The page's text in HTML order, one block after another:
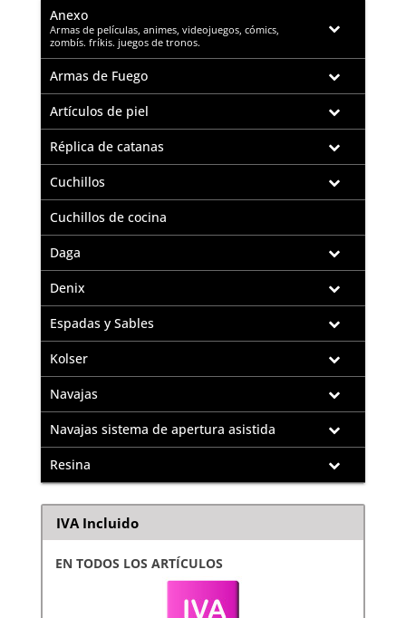
Anexo
–
Armas de películas, animes, videojuegos, cómics,
zombís. fríkis. juegos de tronos.
Armas de Fuego
Artículos de piel
Réplica de catanas
Cuchillos
Cuchillos de cocina
Daga
Denix
Espadas y Sables
Kolser
Navajas
Navajas sistema de apertura asistida
Resina
IVA Incluido
EN TODOS LOS ARTÍCULOS